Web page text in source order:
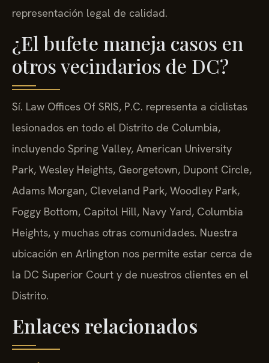
representación legal de calidad.
¿El bufete maneja casos en
otros vecindarios de DC?
Sí. Law Offices Of SRIS, P.C. representa a ciclistas
lesionados en todo el Distrito de Columbia,
incluyendo Spring Valley, American University
Park, Wesley Heights, Georgetown, Dupont Circle,
Adams Morgan, Cleveland Park, Woodley Park,
Foggy Bottom, Capitol Hill, Navy Yard, Columbia
Heights, y muchas otras comunidades. Nuestra
ubicación en Arlington nos permite estar cerca de
la DC Superior Court y de nuestros clientes en el
Distrito.
Enlaces relacionados